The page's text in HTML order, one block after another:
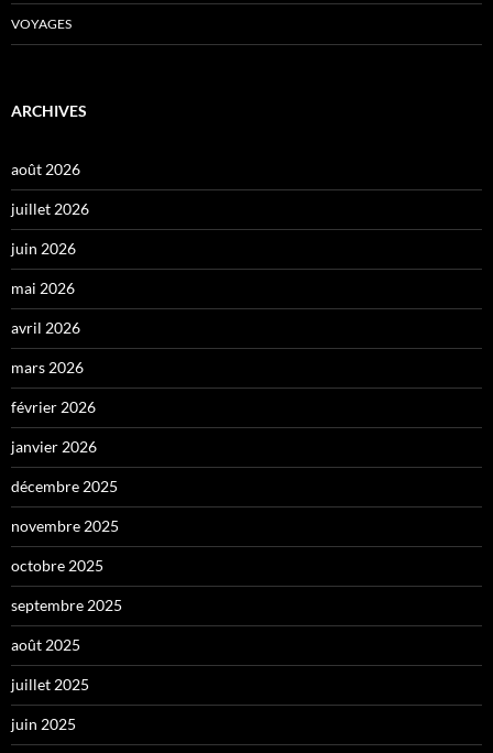
VOYAGES
ARCHIVES
août 2026
juillet 2026
juin 2026
mai 2026
avril 2026
mars 2026
février 2026
janvier 2026
décembre 2025
novembre 2025
octobre 2025
septembre 2025
août 2025
juillet 2025
juin 2025